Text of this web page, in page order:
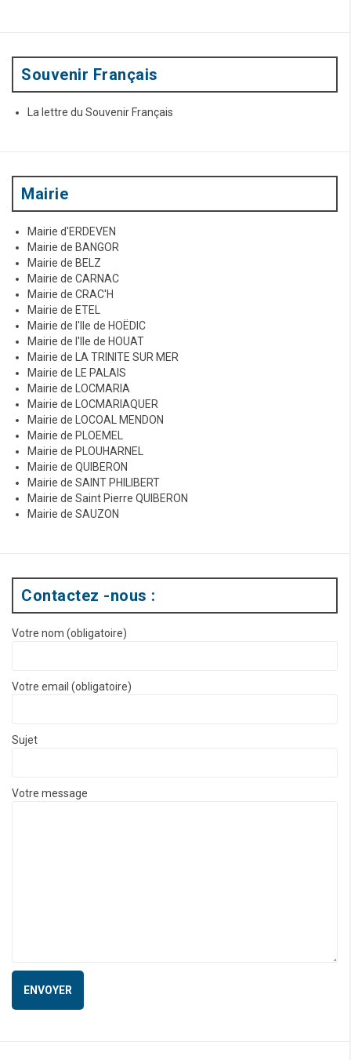
e
s
a
i
c
l
e
s
r
Souvenir Français
La lettre du Souvenir Français
Mairie
Mairie d'ERDEVEN
Mairie de BANGOR
Mairie de BELZ
Mairie de CARNAC
Mairie de CRAC'H
Mairie de ETEL
Mairie de l'Ile de HOËDIC
Mairie de l'Ile de HOUAT
Mairie de LA TRINITE SUR MER
Mairie de LE PALAIS
Mairie de LOCMARIA
Mairie de LOCMARIAQUER
Mairie de LOCOAL MENDON
Mairie de PLOEMEL
Mairie de PLOUHARNEL
Mairie de QUIBERON
Mairie de SAINT PHILIBERT
Mairie de Saint Pierre QUIBERON
Mairie de SAUZON
Contactez -nous :
Votre nom (obligatoire)
Votre email (obligatoire)
Sujet
Votre message